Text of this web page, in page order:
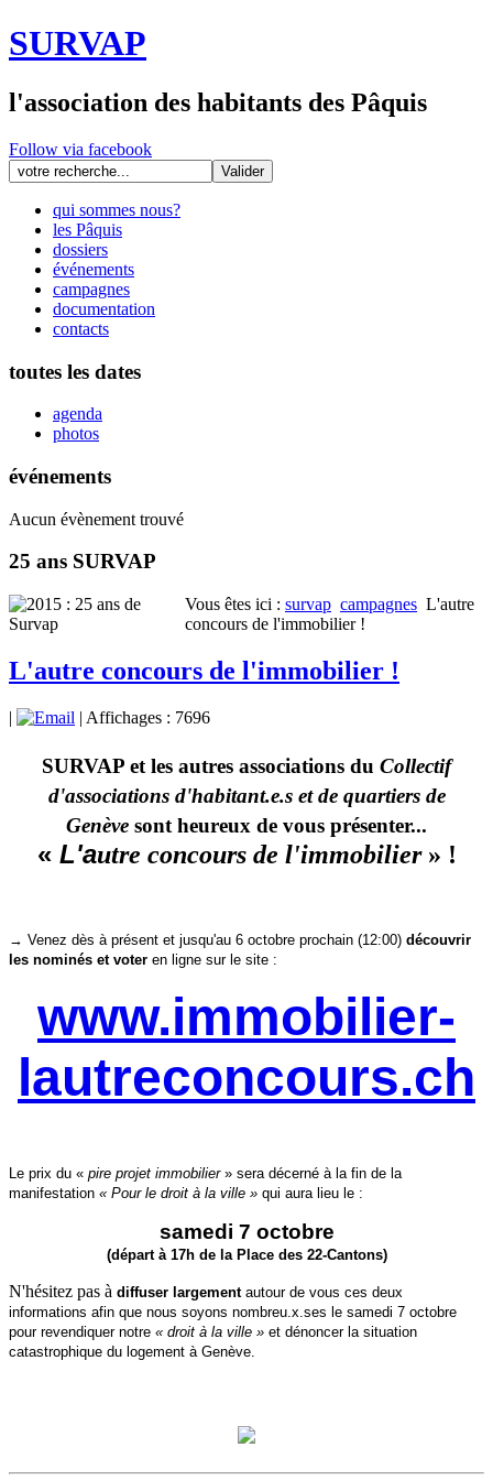
SURVAP
l'association des habitants des Pâquis
Follow via facebook
qui sommes nous?
les Pâquis
dossiers
événements
campagnes
documentation
contacts
toutes les dates
agenda
photos
événements
Aucun évènement trouvé
25 ans SURVAP
Vous êtes ici : survap campagnes L'autre
concours de l'immobilier !
L'autre concours de l'immobilier !
| | Affichages : 7696
SURVAP et les autres associations du Collectif
d'associations d'habitant.e.s et de quartiers de
Genève sont heureux de vous présenter...
« L'autre concours de l'immobilier » !
→ Venez dès à présent et jusqu'au 6 octobre prochain (12:00) découvrir
les nominés et voter en ligne sur le site :
www.immobilier-
lautreconcours.ch
Le prix du « pire projet immobilier » sera décerné à la fin de la
manifestation « Pour le droit à la ville » qui aura lieu le :
samedi 7 octobre
(départ à 17h de la Place des 22-Cantons)
N'hésitez pas à diffuser largementautour de vous ces deux
informations afin que nous soyons nombreu.x.ses le samedi 7 octobre
pour revendiquer notre « droit à la ville » et dénoncer la situation
catastrophique du logement à Genève.